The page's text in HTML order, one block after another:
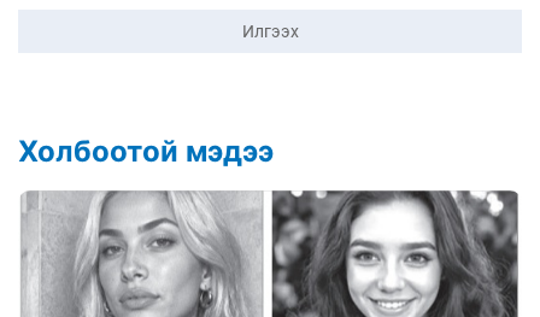
Илгээх
Холбоотой мэдээ